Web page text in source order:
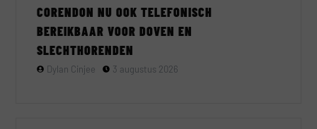
CORENDON NU OOK TELEFONISCH
BEREIKBAAR VOOR DOVEN EN
SLECHTHORENDEN
Dylan Cinjee 3 augustus 2026